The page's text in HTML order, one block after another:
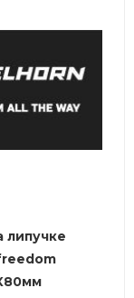
липучке